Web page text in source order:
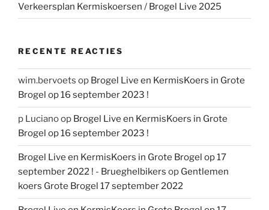
Verkeersplan Kermiskoersen / Brogel Live 2025
RECENTE REACTIES
wim.bervoets op Brogel Live en KermisKoers in Grote
Brogel op 16 september 2023 !
p Lucianoop Brogel Live en KermisKoers in Grote
Brogel op 16 september 2023 !
Brogel Live en KermisKoers in Grote Brogel op 17
september 2022 ! - Brueghelbikers op Gentlemen
koers Grote Brogel 17 september 2022